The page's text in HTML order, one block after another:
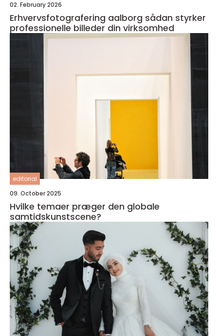
02. February 2026
Erhvervsfotografering aalborg sådan styrker
professionelle billeder din virksomhed
editorial
09. October 2025
Hvilke temaer præger den globale
samtidskunstscene?